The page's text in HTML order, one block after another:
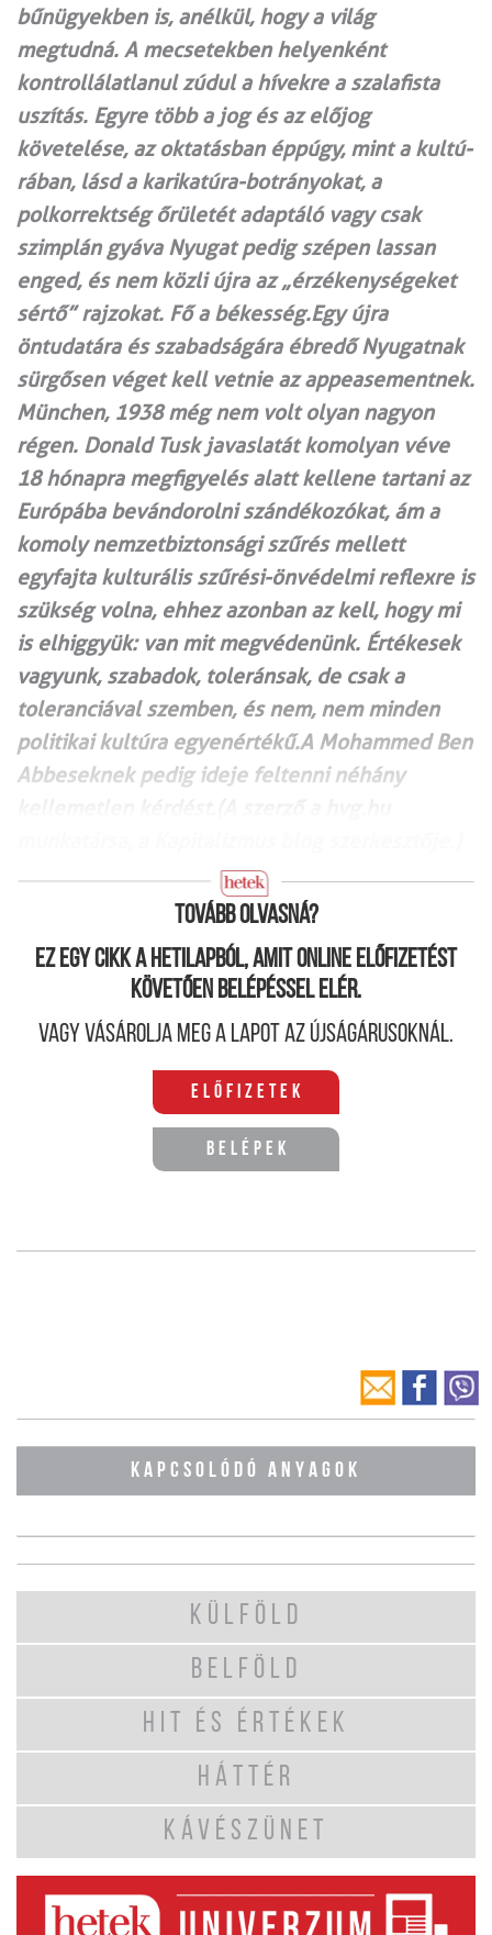
Tovább olvasná?
Ez egy cikk a hetilapból, amit online előfizetést
követően belépéssel elér.
Vagy vásárolja meg a lapot az újságárusoknál.
Előfizetek
Belépek
KAPCSOLÓDÓ ANYAGOK
KÜLFÖLD
BELFÖLD
HIT ÉS ÉRTÉKEK
HÁTTÉR
KÁVÉSZÜNET